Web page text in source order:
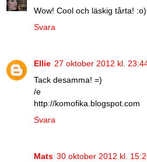
Wow! Cool och läskig tårta! :o)
Svara
Ellie 27 oktober 2012 kl.
Tack desamma! =)
/e
http://komofika.blogspot.com
Svara
Mats 30 oktober 2012 kl.